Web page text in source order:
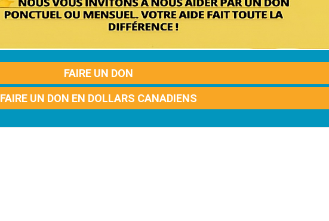
FAIRE UN DON
FAIRE UN DON EN DOLLARS CANADIENS